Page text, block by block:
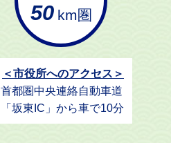
50 km圏
＜市役所へのアクセス＞
首都圏中央連絡自動車道
「坂東IC」から車で10分